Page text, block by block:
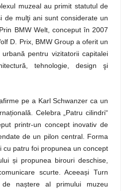
muzeal au primit statutul de
de mulţi ani sunt considerate un
BMW Welt, conceput în 2007
D. Prix, BMW Group a oferit un
pentru vizitatorii capitalei
tehnologie, design şi
pe a Karl Schwanzer ca un
Celebra „Patru cilindri“
printr-un concept inovativ de
de un pilon central. Forma
cu patru foi propunea un concept
și propunea birouri deschise,
scurte. Aceeași Turn
naștere al primului muzeu